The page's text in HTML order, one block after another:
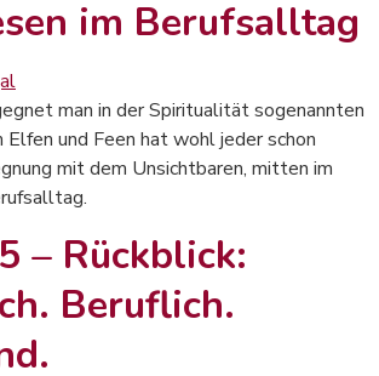
im Berufsalltag
man in der Spiritualität sogenannten
und Feen hat wohl jeder schon
mit dem Unsichtbaren, mitten im
– Rückblick:
Beruflich.